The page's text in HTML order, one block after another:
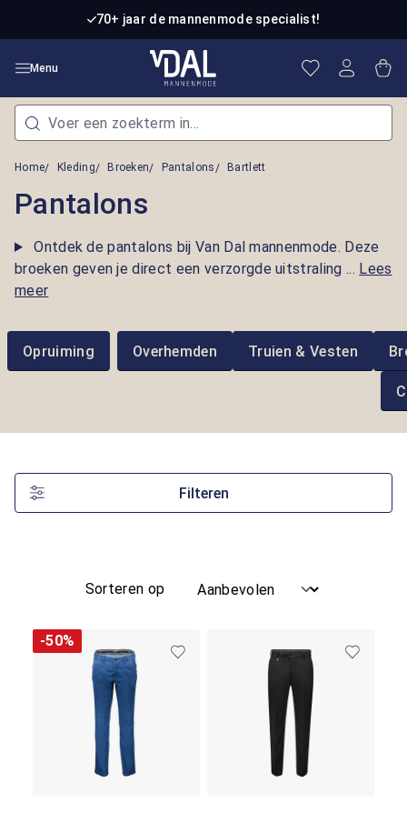
Ga naar de hoofdinhoud70+ jaar de mannenmode specialist!
Menu Je hebt 0
Home Kleding Broeken Pantalons Bartlett
Pantalons
Ontdek de pantalons bij Van Dal mannenmode. Deze
broeken geven je direct een verzorgde uitstraling ... Lees
meer
Opruiming Overhemden Truien & Vesten
Filteren
Sorteren op
-50%